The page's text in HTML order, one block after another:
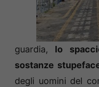
guardia, lo
sostanze
degli uomini del